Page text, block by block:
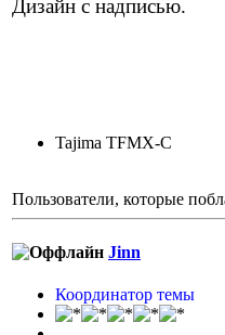
Дизайн с надписью.
Tajima TFMX-C
Пользователи, которые
Jinn
Координатор темы